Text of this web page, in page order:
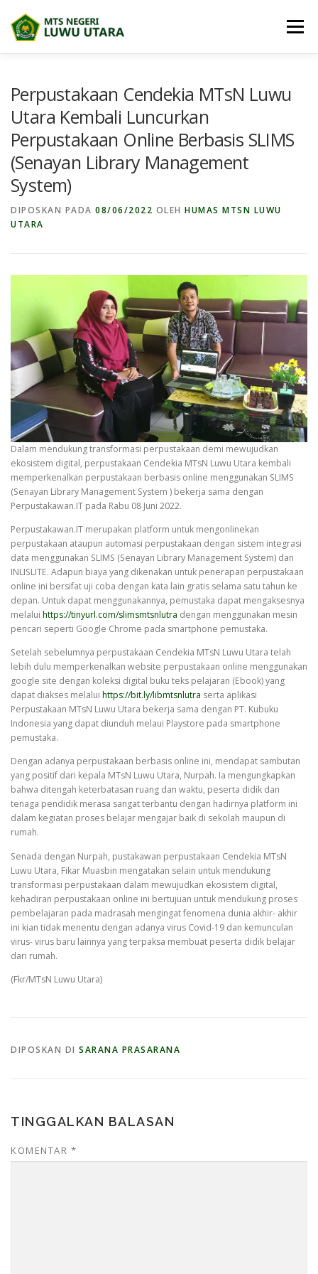
konten
Menu
BIDANG MADRASAH E-DIGITAL MADRASAH
DOWNLOAD
Perpustakaan Cendekia MTsN Luwu
Utara Kembali Luncurkan
Perpustakaan Online Berbasis SLIMS
(Senayan Library Management
System)
DIPOSKAN PADA 08/06/2022 OLEH HUMAS MTSN LUWU
UTARA
Dalam mendukung transformasi perpustakaan demi mewujudkan
ekosistem digital, perpustakaan Cendekia MTsN Luwu Utara kembali
memperkenalkan perpustakaan berbasis online menggunakan SLIMS
(Senayan Library Management System ) bekerja sama dengan
Perpustakawan.IT pada Rabu 08 Juni 2022.
Perpustakawan.IT merupakan platform untuk mengonlinekan
perpustakaan ataupun automasi perpustakaan dengan sistem integrasi
data menggunakan SLIMS (Senayan Library Management System) dan
INLISLITE. Adapun biaya yang dikenakan untuk penerapan perpustakaan
online ini bersifat uji coba dengan kata lain gratis selama satu tahun ke
depan. Untuk dapat menggunakannya, pemustaka dapat mengaksesnya
melalui https://tinyurl.com/slimsmtsnlutra dengan menggunakan mesin
pencari seperti Google Chrome pada smartphone pemustaka.
Setelah sebelumnya perpustakaan Cendekia MTsN Luwu Utara telah
lebih dulu memperkenalkan website perpustakaan online menggunakan
google site dengan koleksi digital buku teks pelajaran (Ebook) yang
dapat diakses melalui https://bit.ly/libmtsnlutra serta aplikasi
Perpustakaan MTsN Luwu Utara bekerja sama dengan PT. Kubuku
Indonesia yang dapat diunduh melaui Playstore pada smartphone
pemustaka.
Dengan adanya perpustakaan berbasis online ini, mendapat sambutan
yang positif dari kepala MTsN Luwu Utara, Nurpah. Ia mengungkapkan
bahwa ditengah keterbatasan ruang dan waktu, peserta didik dan
tenaga pendidik merasa sangat terbantu dengan hadirnya platform ini
dalam kegiatan proses belajar mengajar baik di sekolah maupun di
rumah.
Senada dengan Nurpah, pustakawan perpustakaan Cendekia MTsN
Luwu Utara, Fikar Muasbin mengatakan selain untuk mendukung
transformasi perpustakaan dalam mewujudkan ekosistem digital,
kehadiran perpustakaan online ini bertujuan untuk mendukung proses
pembelajaran pada madrasah mengingat fenomena dunia akhir- akhir
ini kian tidak menentu dengan adanya virus Covid-19 dan kemunculan
virus- virus baru lainnya yang terpaksa membuat peserta didik belajar
dari rumah.
(Fkr/MTsN Luwu Utara)
DIPOSKAN DI SARANA PRASARANA
TINGGALKAN BALASAN
KOMENTAR *